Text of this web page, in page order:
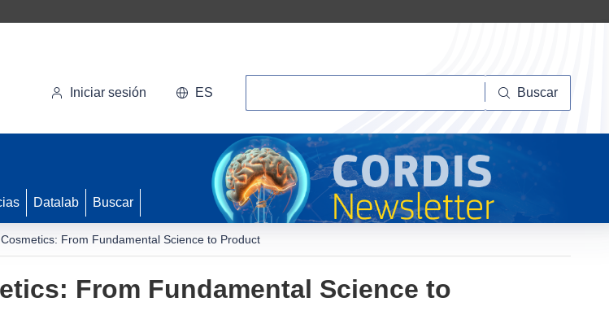
Iniciar sesión ES Buscar
Datalab Buscar
From Fundamental Science to Product
From Fundamental Science to